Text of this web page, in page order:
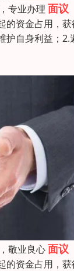
专业办理 面议
的资金占用，
护自身利益；
敬业良心面议
的资金占用，